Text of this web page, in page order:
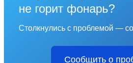
не горит фонарь?
Столкнулись с проблемой —
Сообщить о